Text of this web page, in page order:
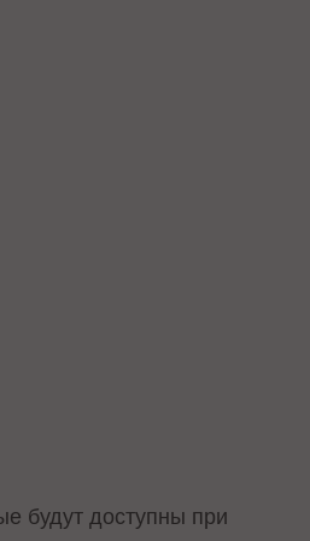
будут доступны при